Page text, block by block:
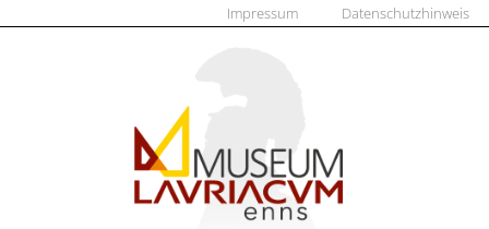
Impressum Datenschutzhinweis